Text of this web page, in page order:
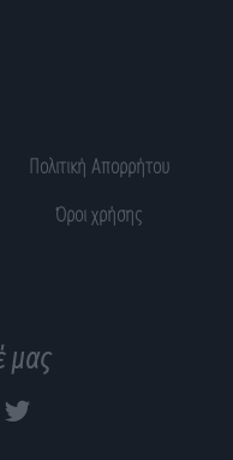
Πολιτική Απορρήτου
Όροι χρήσης
μας